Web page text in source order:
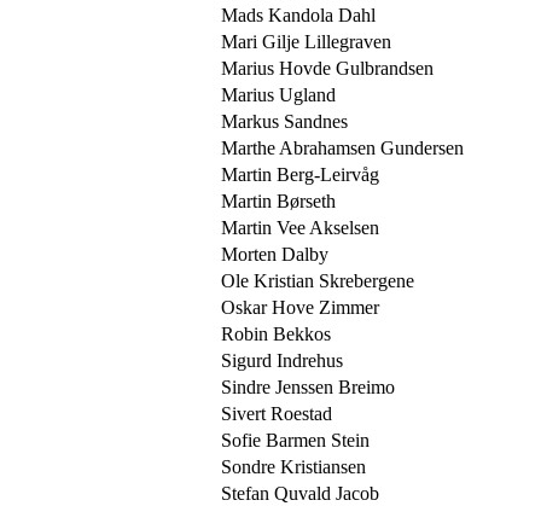
Mads Kandola Dahl
Mari Gilje Lillegraven
Marius Hovde Gulbrandsen
Marius Ugland
Markus Sandnes
Marthe Abrahamsen Gundersen
Martin Berg-Leirvåg
Martin Børseth
Martin Vee Akselsen
Morten Dalby
Ole Kristian Skrebergene
Oskar Hove Zimmer
Robin Bekkos
Sigurd Indrehus
Sindre Jenssen Breimo
Sivert Roestad
Sofie Barmen Stein
Sondre Kristiansen
Stefan Quvald Jacob